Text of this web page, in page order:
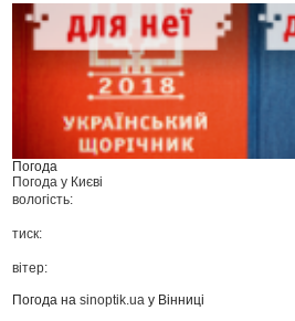
Погода
Погода у Києві
вологість:
тиск:
вітер:
Погода наsinoptik.ua у Вінниці